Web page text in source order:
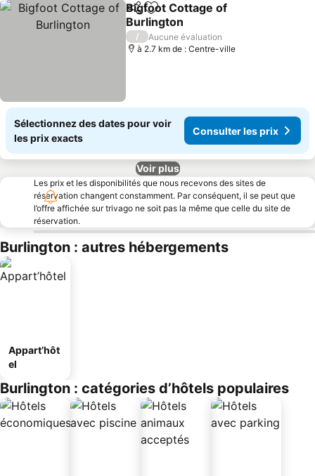
PartagerAjouter à mes favoris
Bigfoot Cottage of
Burlington
/
Aucune évaluation
à 2.7 km de : Centre-ville
Sélectionnez des dates pour voir
les prix exacts
Consulter les prix
Voir plus
Les prix et les disponibilités que nous recevons des sites de
réservation changent constamment. Par conséquent, il se peut que
l’offre affichée sur trivago ne soit pas la même que celle du site de
réservation.
Burlington : autres hébergements
Appart’hôt
el
Burlington : catégories d’hôtels populaires